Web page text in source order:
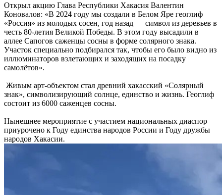
Открыл акцию Глава Республики Хакасия Валентин
Коновалов: «В 2024 году мы создали в Белом Яре геоглиф
«Россия» из молодых сосен, год назад — символ из деревьев в
честь 80-летия Великой Победы. В этом году высадили в
аллее Сапогов саженцы сосны в форме солярного знака.
Участок специально подбирался так, чтобы его было видно из
иллюминаторов взлетающих и заходящих на посадку
самолётов».
Живым арт-объектом стал древний хакасский «Солярный
знак», символизирующий солнце, единство и жизнь. Геоглиф
состоит из 6000 саженцев сосны.
Нынешнее мероприятие с участием национальных диаспор
приурочено к Году единства народов России и Году дружбы
народов Хакасии.